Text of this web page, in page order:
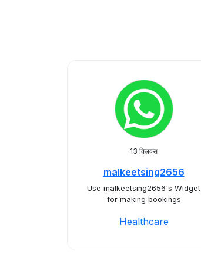
13 क्लिक्स
malkeetsing2656
Use malkeetsing2656's Widget
for making bookings
Healthcare